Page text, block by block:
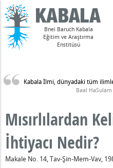
Bnei Baruch Kabala
Eğitim ve Araştırma
Enstitüsü
Kabala İlmi, dünyadaki tüm
Baal HaSulam
Ne Demektir?
Sevincini Görmekle
Mısırlılardan
İhtiyacı Nedir?
Makale No. 14, Tav-Şin-Mem-Vav,